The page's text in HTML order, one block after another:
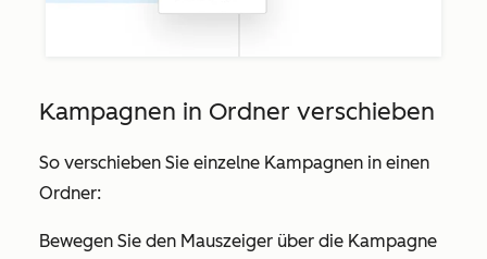
Kampagnen in Ordner verschieben
So verschieben Sie einzelne Kampagnen in einen
Ordner:
Bewegen Sie den Mauszeiger über die Kampagne